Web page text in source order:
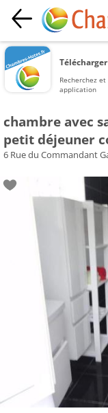
Recherchez
application
chambre avec
petit déjeuner
6 Rue du Commandant